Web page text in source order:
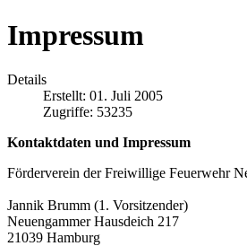
Impressum
Details
Erstellt: 01. Juli 2005
Zugriffe: 53235
Kontaktdaten und Impressum
Förderverein der Freiwillige Feuerwehr
Jannik Brumm (1. Vorsitzender)
Neuengammer Hausdeich 217
21039 Hamburg